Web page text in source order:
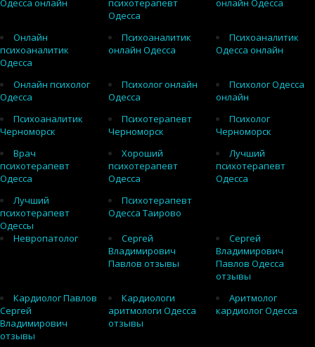
Одесса онлайн
психотерапевт
Одесса
онлайн Одесса
Онлайн
психоаналитик
Одесса
Психоаналитик
онлайн Одесса
Психоаналитик
Одесса онлайн
Онлайн психолог
Одесса
Психолог онлайн
Одесса
Психолог Одесса
онлайн
Психоаналитик
Черноморск
Психотерапевт
Черноморск
Психолог
Черноморск
Врач
психотерапевт
Одесса
Хороший
психотерапевт
Одесса
Лучший
психотерапевт
Одесса
Лучший
психотерапевт
Одессы
Психотерапевт
Одесса Таирово
Невропатолог
Сергей
Владимирович
Павлов отзывы
Сергей
Владимирович
Павлов Одесса
отзывы
Кардиолог Павлов
Сергей
Владимирович
отзывы
Кардиологи
аритмологи Одесса
отзывы
Аритмолог
кардиолог Одесса